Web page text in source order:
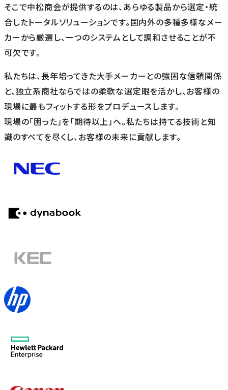
そこで中松商会が提供するのは、あらゆる製品から選定・統
合したトータルソリューションです。国内外の多種多様なメー
カーから厳選し、一つのシステムとして調和させることが不
可欠です。
私たちは、長年培ってきた大手メーカーとの強固な信頼関係
と、独立系商社ならではの柔軟な選定眼を活かし、お客様の
現場に最もフィットする形をプロデュースします。
現場の「困った」を「期待以上」へ。私たちは持てる技術と知
識のすべてを尽くし、お客様の未来に貢献します。